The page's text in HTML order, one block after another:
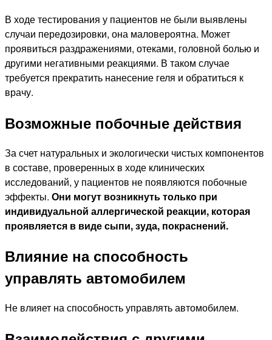
В ходе тестирования у пациентов не были выявлены
случаи передозировки, она маловероятна. Может
проявиться раздражениями, отеками, головной болью и
другими негативными реакциями. В таком случае
требуется прекратить нанесение геля и обратиться к
врачу.
Возможные побочные действия
За счет натуральных и экологически чистых компонентов
в составе, проверенных в ходе клинических
исследований, у пациентов не появляются побочные
эффекты. Они могут возникнуть только при
индивидуальной аллергической реакции, которая
проявляется в виде сыпи, зуда, покраснений.
Влияние на способность
управлять автомобилем
Не влияет на способность управлять автомобилем.